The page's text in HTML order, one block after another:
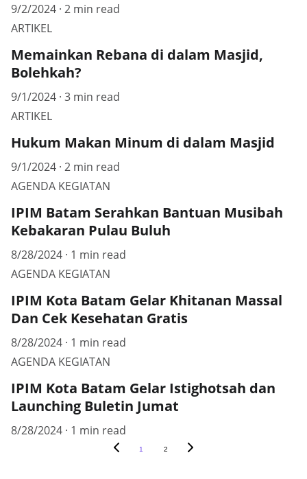
9/2/2024 2 min read
ARTIKEL
Memainkan Rebana di dalam Masjid,
Bolehkah?
9/1/2024 3 min read
ARTIKEL
Hukum Makan Minum di dalam Masjid
9/1/2024 2 min read
AGENDA KEGIATAN
IPIM Batam Serahkan Bantuan Musibah
Kebakaran Pulau Buluh
8/28/2024 1 min read
AGENDA KEGIATAN
IPIM Kota Batam Gelar Khitanan Massal
Dan Cek Kesehatan Gratis
8/28/2024 1 min read
AGENDA KEGIATAN
IPIM Kota Batam Gelar Istighotsah dan
Launching Buletin Jumat
8/28/2024 1 min read
1 2